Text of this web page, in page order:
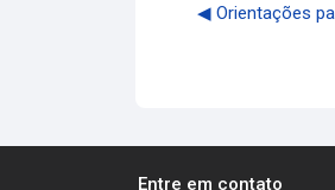
◀︎ Orientações
Entre em contato